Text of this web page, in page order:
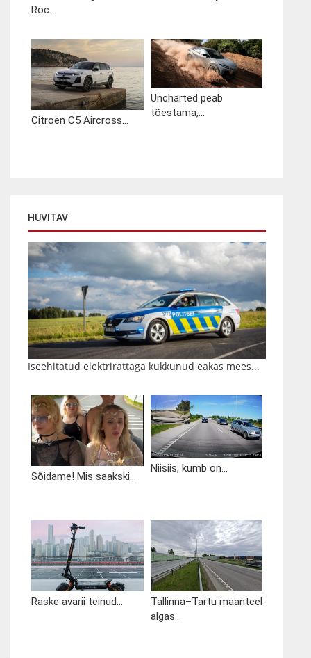
Roc...
Citroën C5 Aircross...
Uncharted peab
tõestama,...
HUVITAV
Iseehitatud elektrirattaga kukkunud eakas mees...
Sõidame! Mis saakski...
Niisiis, kumb on...
Raske avarii teinud...
Tallinna–Tartu maanteel
algas...